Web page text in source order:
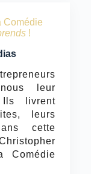
Comédie
!
leur
Ils livrent
leurs
cette
Comédie